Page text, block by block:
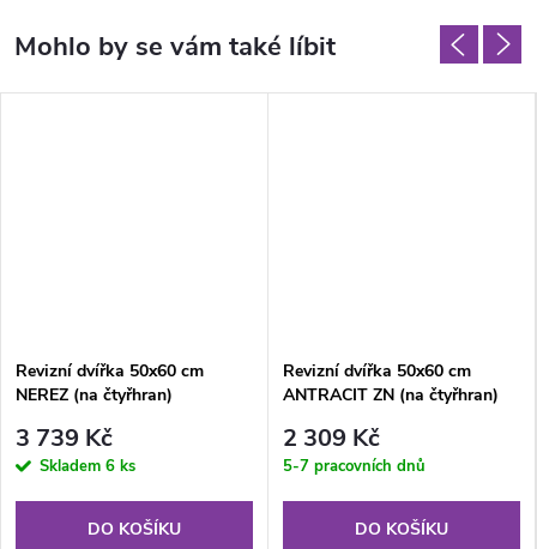
Revizní dvířka 50x60 cm
NEREZ (na čtyřhran)
3 739 Kč
Skladem 6 ks
DO KOŠÍKU
Revizní dvířka 50x60 cm
ANTRACIT ZN (na čtyřhran)
2 309 Kč
5-7 pracovních dnů
DO KOŠÍKU